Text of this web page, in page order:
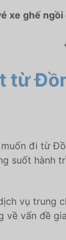
xe ghế
từ
đi từ
suốt hành
vụ trung
vấn đề